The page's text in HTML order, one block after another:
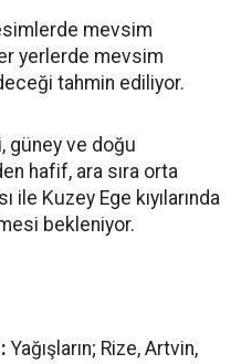
mevsim
yerlerde mevsim
tahmin ediliyor.
güney ve doğu
hafif, ara sıra orta
ile Kuzey Ege kıyılarında
bekleniyor.
Yağışların; Rize, Artvin,